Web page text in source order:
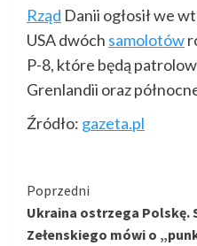
Rząd Danii ogłosił we
USA dwóch samolotów
P-8, które będą
Grenlandii oraz
Źródło: gazeta.pl
Kontynuuj
czytanie
Poprzedni
Ukraina ostrzega Polskę.
Zełenskiego mówi o